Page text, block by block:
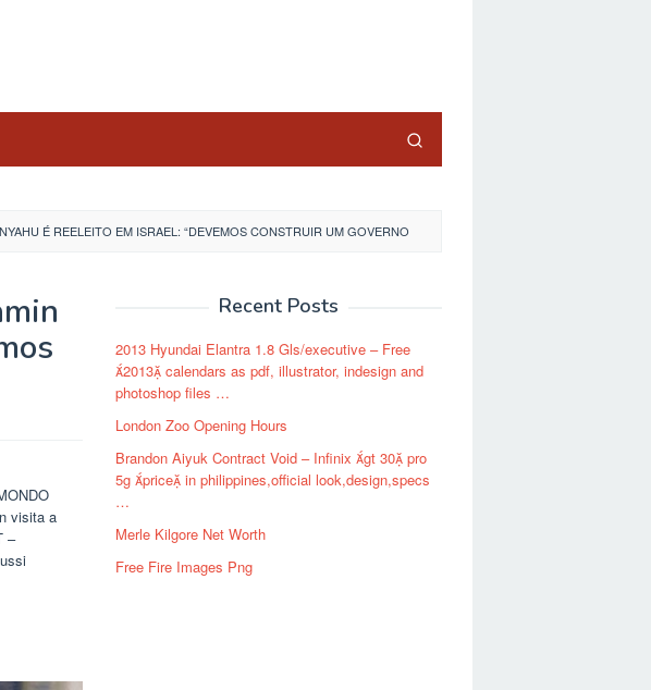
É REELEITO EM ISRAEL: “DEVEMOS CONSTRUIR UM GOVERNO
visita a
–
Recent Posts
2013 Hyundai Elantra 1.8 Gls/executive – Free
2013 calendars as pdf, illustrator, indesign and
photoshop files …
London Zoo Opening Hours
Brandon Aiyuk Contract Void – Infinix gt 30 pro
5g price in philippines,official look,design,specs
…
Merle Kilgore Net Worth
Free Fire Images Png